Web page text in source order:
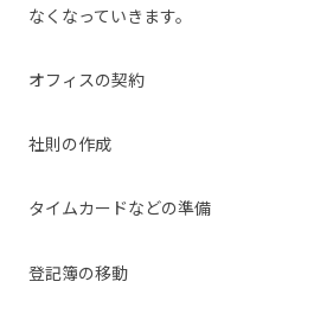
なくなっていきます。
オフィスの契約
社則の作成
タイムカードなどの準備
登記簿の移動